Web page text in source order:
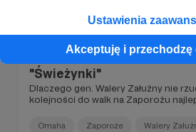
Ustawienia
Akceptuję i przechodzę
"Świeżynki"
Dlaczego gen. Walery Załużny nie
kolejności do walk na Zaporożu
Omaha Zaporoże Walery